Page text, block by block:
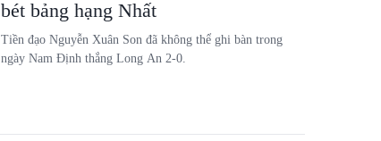
bét bảng hạng Nhất
Tiền đạo Nguyễn Xuân Son đã không thể ghi bàn trong
ngày Nam Định thắng Long An 2-0.